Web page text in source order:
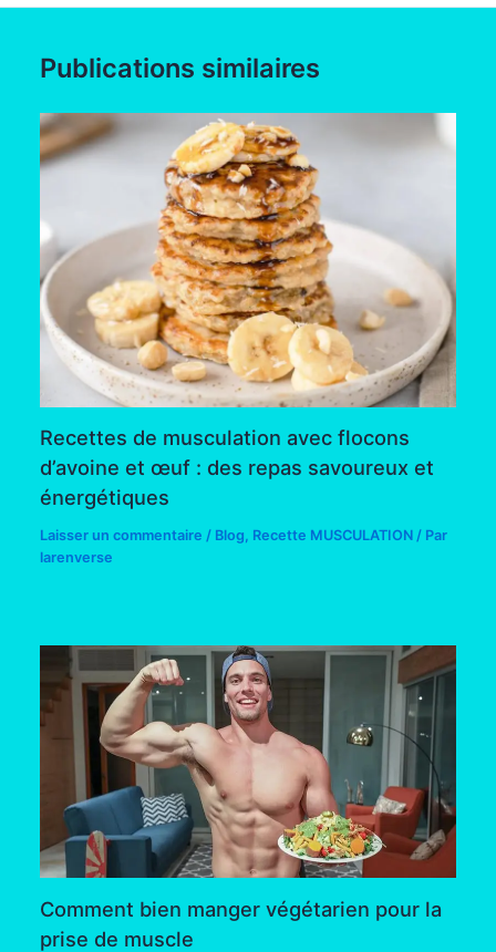
Publications similaires
Recettes de musculation avec flocons
d’avoine et œuf : des repas savoureux et
énergétiques
Laisser un commentaire / Blog, Recette MUSCULATION / Par
larenverse
Comment bien manger végétarien pour la
prise de muscle